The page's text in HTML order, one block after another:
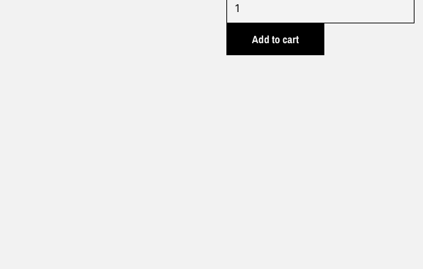
quantity
Add to cart